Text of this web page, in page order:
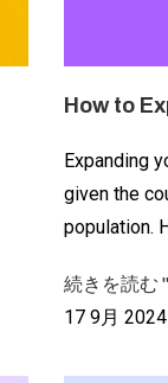
How to
Expanding
given the
population.
続きを読む "
17 9月 2024